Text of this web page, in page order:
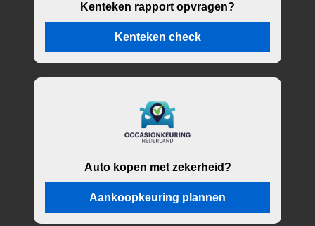
Kenteken rapport opvragen?
Kenteken check
Auto kopen met zekerheid?
Aankoopkeuring plannen